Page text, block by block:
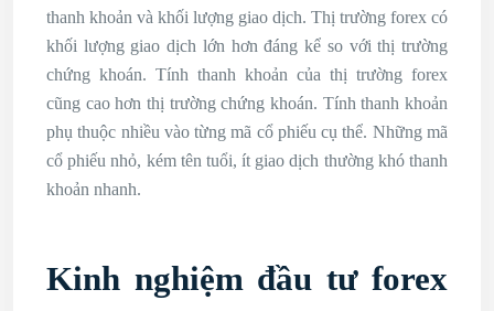
thanh khoản và khối lượng giao dịch. Thị trường forex có
khối lượng giao dịch lớn hơn đáng kể so với thị trường
chứng khoán. Tính thanh khoản của thị trường forex
cũng cao hơn thị trường chứng khoán. Tính thanh khoản
phụ thuộc nhiều vào từng mã cổ phiếu cụ thể. Những mã
cổ phiếu nhỏ, kém tên tuổi, ít giao dịch thường khó thanh
khoản nhanh.
Kinh nghiệm đầu tư forex